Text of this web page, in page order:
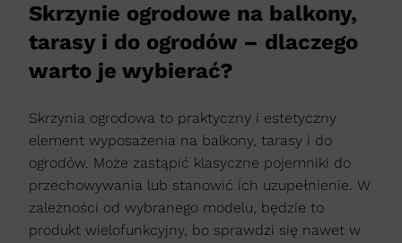
Skrzynie ogrodowe na balkony,
tarasy i do ogrodów – dlaczego
warto je wybierać?
Skrzynia ogrodowa to praktyczny i estetyczny
element wyposażenia na balkony, tarasy i do
ogrodów. Może zastąpić klasyczne pojemniki do
przechowywania lub stanowić ich uzupełnienie. W
zależności od wybranego modelu, będzie to
produkt wielofunkcyjny, bo sprawdzi się nawet w